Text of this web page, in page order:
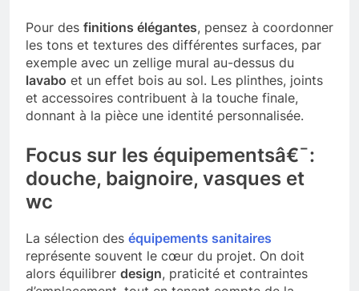
Pour des finitions élégantes, pensez à coordonner
les tons et textures des différentes surfaces, par
exemple avec un zellige mural au-dessus du
lavabo et un effet bois au sol. Les plinthes, joints
et accessoires contribuent à la touche finale,
donnant à la pièce une identité personnalisée.
Focus sur les équipementsâ€¯:
douche, baignoire, vasques et
wc
La sélection des équipements sanitaires
représente souvent le cœur du projet. On doit
alors équilibrer design, praticité et contraintes